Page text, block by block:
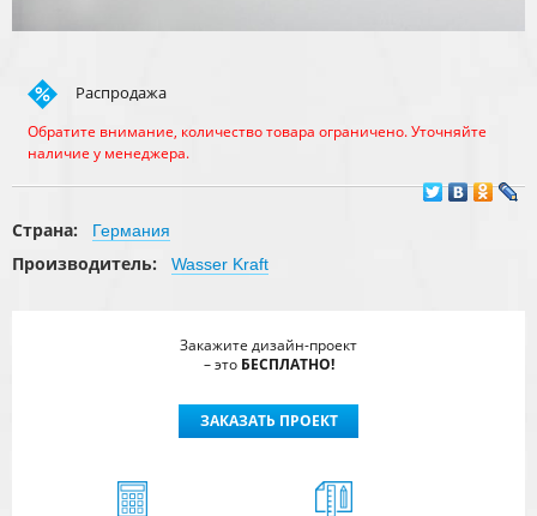
Распродажа
Обратите внимание, количество товара ограничено. Уточняйте
наличие у менеджера.
Страна: Германия
Производитель: Wasser Kraft
Закажите дизайн-проект
– это БЕСПЛАТНО!
ЗАКАЗАТЬ ПРОЕКТ